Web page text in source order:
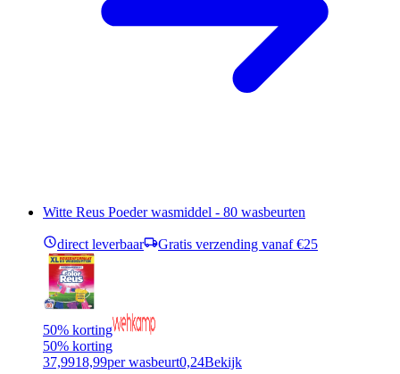
Witte Reus Poeder wasmiddel - 80 wasbeurten
direct leverbaar Gratis verzending vanaf €25
50% korting
50% korting
37,9918,99per wasbeurt0,24Bekijk